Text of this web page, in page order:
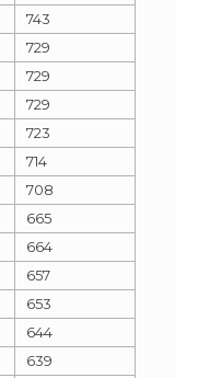
743
729
729
729
723
714
708
665
664
657
653
644
639